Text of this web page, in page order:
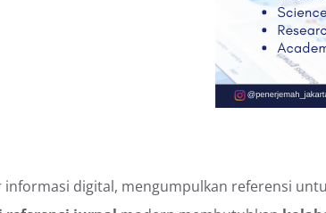
informasi digital, mengumpulkan referensi